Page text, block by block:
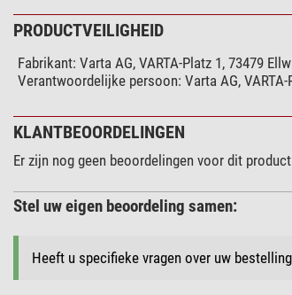
PRODUCTVEILIGHEID
Fabrikant: Varta AG, VARTA-Platz 1, 73479
Verantwoordelijke persoon: Varta AG,
KLANTBEOORDELINGEN
Er zijn nog geen beoordelingen voor dit
Stel uw eigen beoordeling samen:
Heeft u specifieke vragen over uw